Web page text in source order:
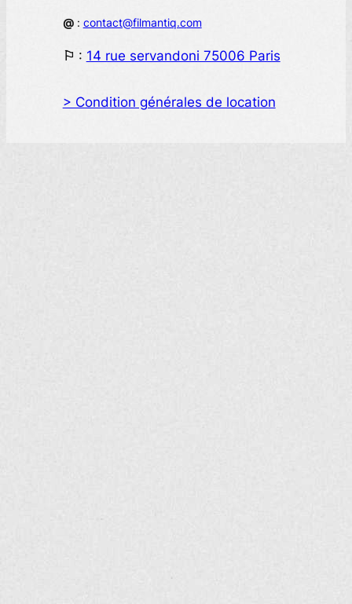
@: contact@filmantiq.com
⚐ : 14 rue servandoni 75006 Paris
> Condition générales de location